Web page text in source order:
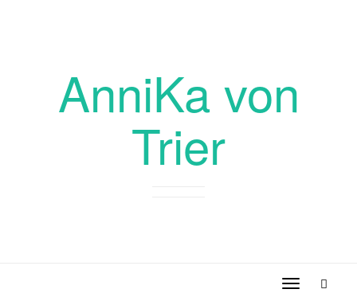
AnniKa von
Trier
Toggle